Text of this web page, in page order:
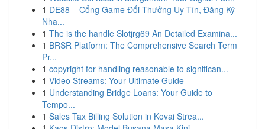
1 DE88 – Cổng Game Đổi Thưởng Uy Tín, Đăng Ký
Nha...
1 The is the handle Slotjrg69 An Detailed Examina...
1 BRSR Platform: The Comprehensive Search Term
Pr...
1 copyright for handling reasonable to significan...
1 Video Streams: Your Ultimate Guide
1 Understanding Bridge Loans: Your Guide to
Tempo...
1 Sales Tax Billing Solution in Kovai Strea...